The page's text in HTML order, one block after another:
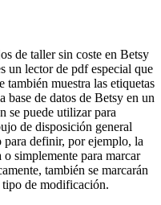
de taller sin coste en Betsy
un lector de pdf especial que
también muestra las etiquetas
base de datos de Betsy en un
se puede utilizar para
de disposición general
para definir, por ejemplo, la
simplemente para marcar
también se marcarán
tipo de modificación.